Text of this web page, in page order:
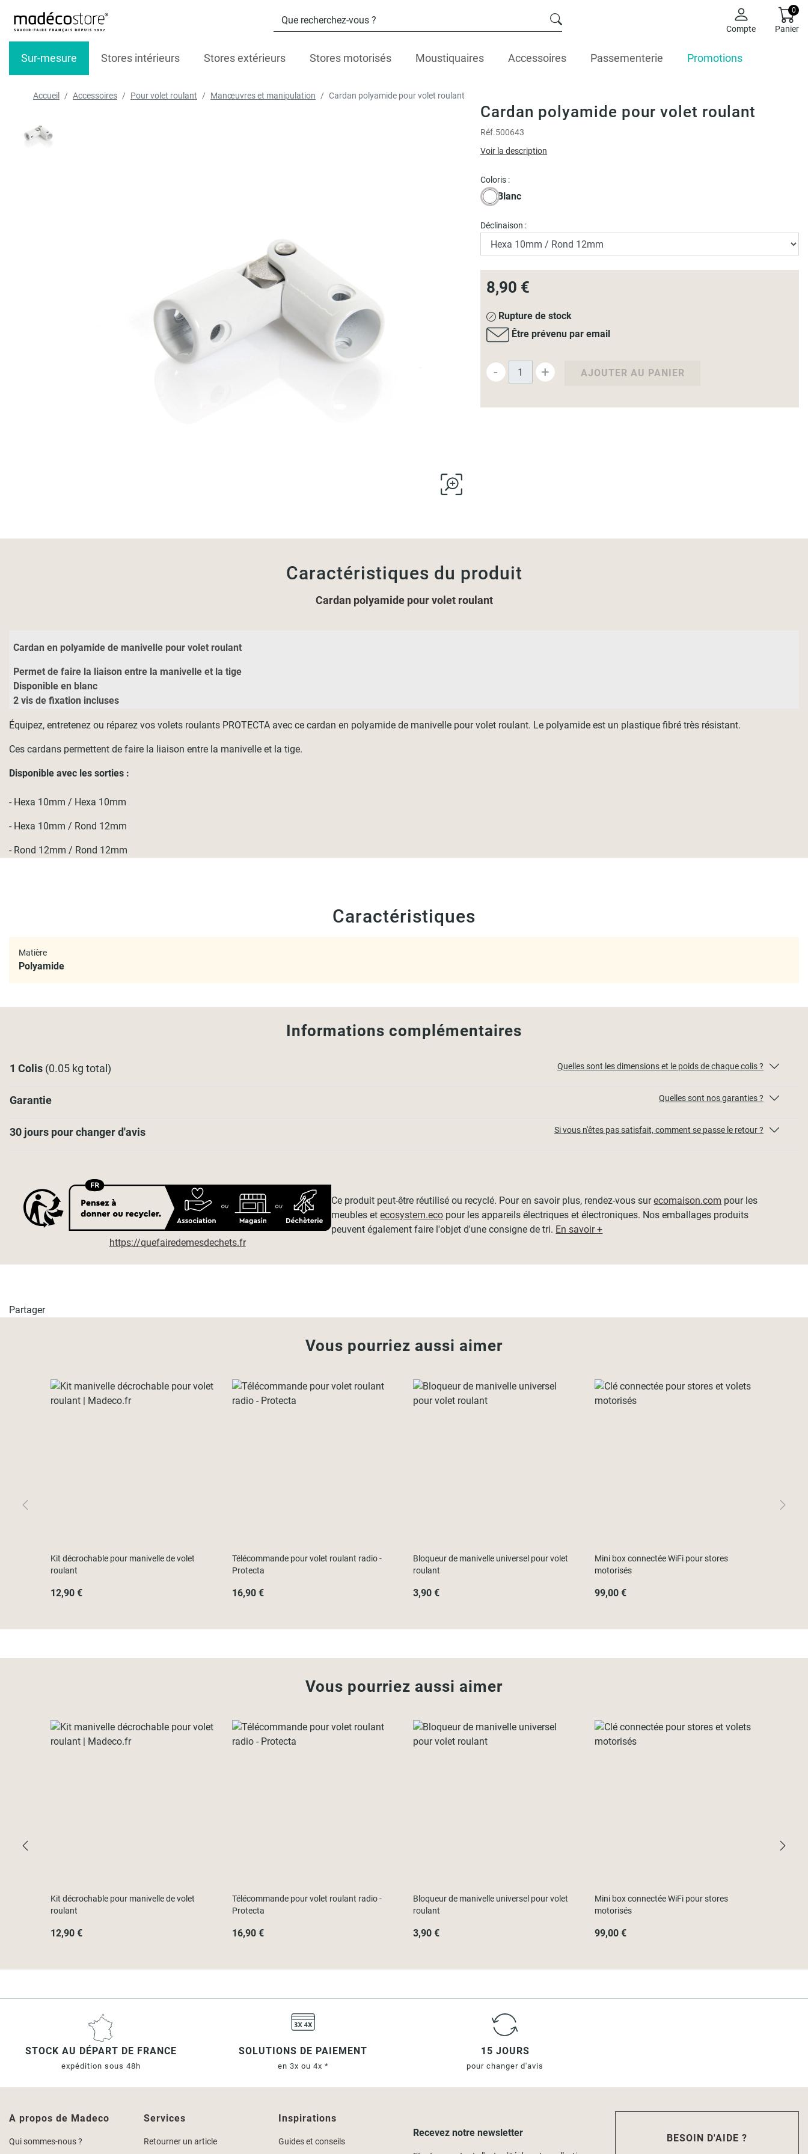
Compte
0
Panier
Sur-mesure Stores intérieurs Stores extérieurs Stores motorisés Moustiquaires Accessoires Passementerie Promotions
Accueil Accessoires Pour volet roulant Manœuvres et manipulation Cardan polyamide pour volet roulant
Cardan polyamide pour volet roulant
Réf.500643
Voir la description
Coloris :
Blanc
Déclinaison :
8,90 €
Rupture de stock
Être prévenu par email
- + AJOUTER AU PANIER
Caractéristiques du produit
Cardan polyamide pour volet roulant
Cardan en polyamide de manivelle pour volet roulant
Permet de faire la liaison entre la manivelle et la tige
Disponible en blanc
2 vis de fixation incluses
Équipez, entretenez ou réparez vos volets roulants PROTECTA avec ce cardan en polyamide de manivelle pour volet roulant. Le polyamide est un plastique fibré très résistant.
Ces cardans permettent de faire la liaison entre la manivelle et la tige.
Disponible avec les sorties :
- Hexa 10mm / Hexa 10mm
- Hexa 10mm / Rond 12mm
- Rond 12mm / Rond 12mm
Caractéristiques
Matière
Polyamide
Informations complémentaires
1 Colis (0.05 kg total) Quelles sont les dimensions et le poids de chaque colis ?
Garantie Quelles sont nos garanties ?
30 jours pour changer d'avis Si vous n'êtes pas satisfait, comment se passe le retour ?
https://quefairedemesdechets.fr
Ce produit peut-être réutilisé ou recyclé. Pour en savoir plus, rendez-vous surecomaison.com pour les
meubles etecosystem.eco pour les appareils électriques et électroniques. Nos emballages produits
peuvent également faire l'objet d'une consigne de tri. En savoir +
Partager
Vous pourriez aussi aimer
Kit décrochable pour manivelle de volet
roulant
12,90 €
Télécommande pour volet roulant radio -
Protecta
16,90 €
Bloqueur de manivelle universel pour volet
roulant
3,90 €
Mini box connectée WiFi pour stores
motorisés
99,00 €
Vous pourriez aussi aimer
Kit décrochable pour manivelle de volet
roulant
12,90 €
Télécommande pour volet roulant radio -
Protecta
16,90 €
Bloqueur de manivelle universel pour volet
roulant
3,90 €
Mini box connectée WiFi pour stores
motorisés
99,00 €
STOCK AU DÉPART DE FRANCE
expédition sous 48h
SOLUTIONS DE PAIEMENT
en 3x ou 4x *
15 JOURS
pour changer d'avis
A propos de Madeco
Qui sommes-nous ?
Services
Retourner un article
Inspirations
Guides et conseils
Recevez notre newsletter BESOIN D'AIDE ?